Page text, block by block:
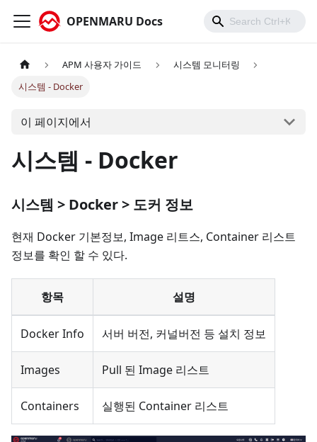
OPENMARU Docs
APM 사용자 가이드
시스템 모니터링
시스템 - Docker
이 페이지에서
시스템 - Docker
시스템 > Docker > 도커 정보
현재 Docker 기본정보, Image 리트스, Container 리스트
정보를 확인 할 수 있다.
항목 설명
Docker Info 서버 버전, 커널버전 등 설치 정보
Images Pull 된 Image 리스트
Containers 실행된 Container 리스트